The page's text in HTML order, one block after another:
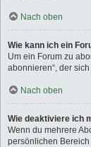
Nach oben
Wie kann ich ein
Um ein Forum zu
abonnieren“, der
Nach oben
Wie deaktiviere ich
Wenn du mehrere
persönlichen Bereich